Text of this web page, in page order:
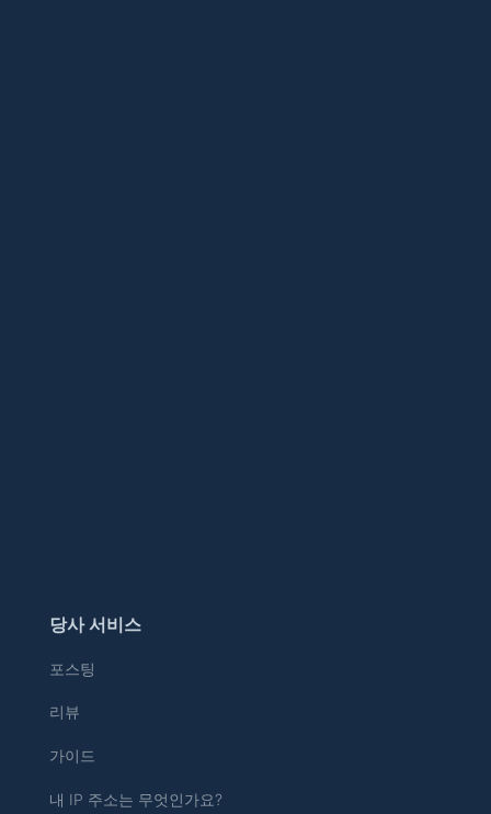
당사 서비스
포스팅
리뷰
가이드
내 IP 주소는 무엇인가요?